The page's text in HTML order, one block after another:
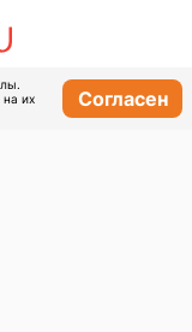
на их
Согласен